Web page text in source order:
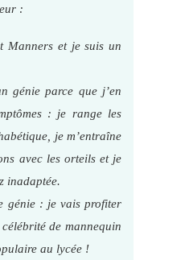
:
Manners et je suis un
génie parce que j’en
: je range les
je m’entraîne
avec les orteils et je
inadaptée.
génie : je vais profiter
de mannequin
au lycée !